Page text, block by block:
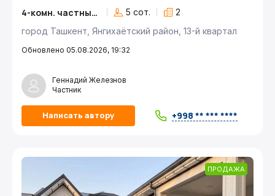
4-комн. частный дом 5 сот.
2
город Ташкент, Янгихаётский район, 13-й квартал
Обновлено 05.08.2026, 19:32
Геннадий Железнов
Частник
Написать автору +998 ** *** ****
ПРОДАЖА